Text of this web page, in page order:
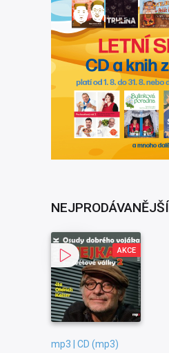
NEJPRODÁVANĚJŠÍ
AKCE
mp3 | CD (mp3)